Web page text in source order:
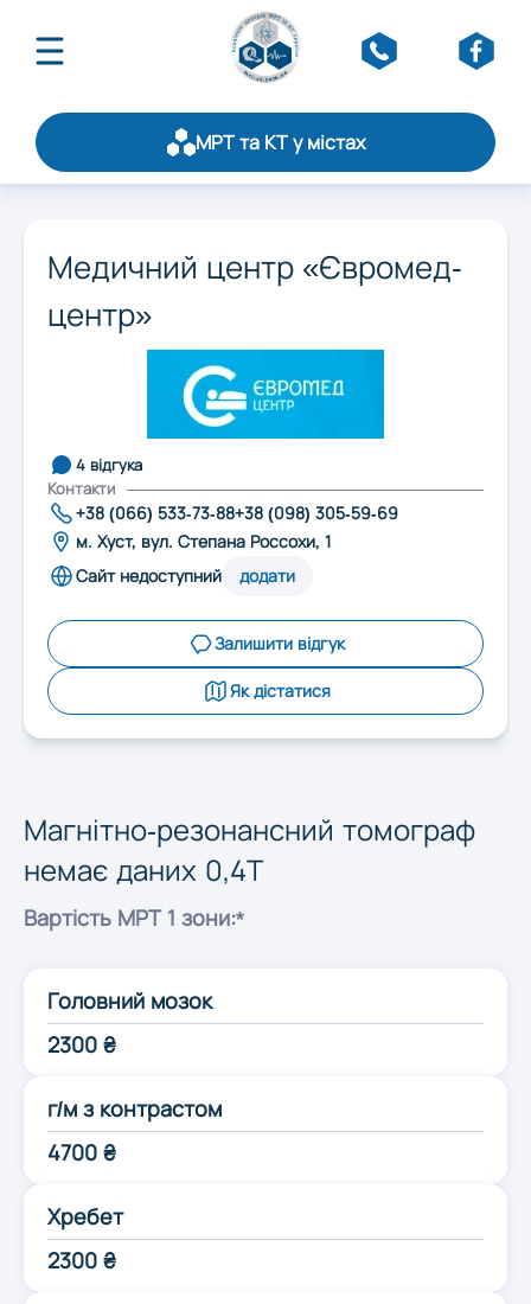
Щорічний рейтинг
Статистика
Стати партнером
Обслуговування
МРТ та КТ у містах
Вінниця
Житомир
Запоріжжя
Івано-Франківськ
Львів
Миколаїв
Полтава
Рівне
Медичний центр «Євромед-
центр»
4 відгука
Контакти
+38 (066) 533-73-88+38 (098) 305-59-69
м. Хуст, вул. Степана Россохи, 1
Сайт недоступний
додати
Залишити відгук
Як дістатися
Магнітно-резонансний томограф
немає даних 0,4T
Вартість МРТ 1 зони:*
Головний мозок
2300 ₴
г/м з контрастом
4700 ₴
Хребет
2300 ₴